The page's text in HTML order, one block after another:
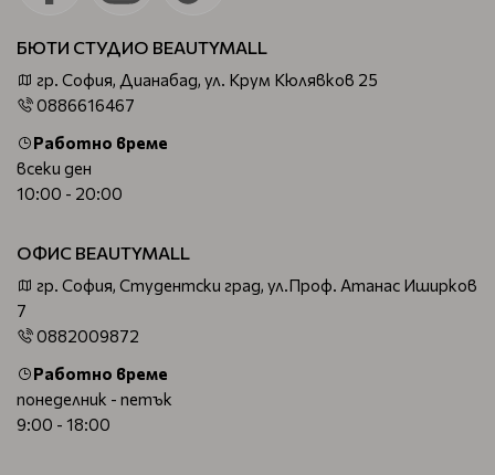
БЮТИ СТУДИО BEAUTYMALL
гр. София, Дианабад, ул. Крум Кюлявков 25
0886616467
Работно време
всеки ден
10:00 - 20:00
ОФИС BEAUTYMALL
гр. София, Студентски град, ул.Проф. Атанас Иширков
7
0882009872
Работно време
понеделник - петък
9:00 - 18:00